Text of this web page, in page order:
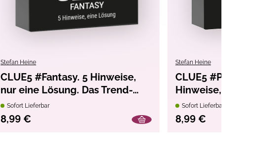
Stefan Heine
CLUE5 #Fantasy. 5 Hinweise,
nur eine Lösung. Das Trend-
Quiz für deine Tasche
Sofort Lieferbar
8,99 €
Stefan Heine
CLUE5
Hinweise, nur eine
Trend-Quiz für
Sofort Lieferbar
8,99 €